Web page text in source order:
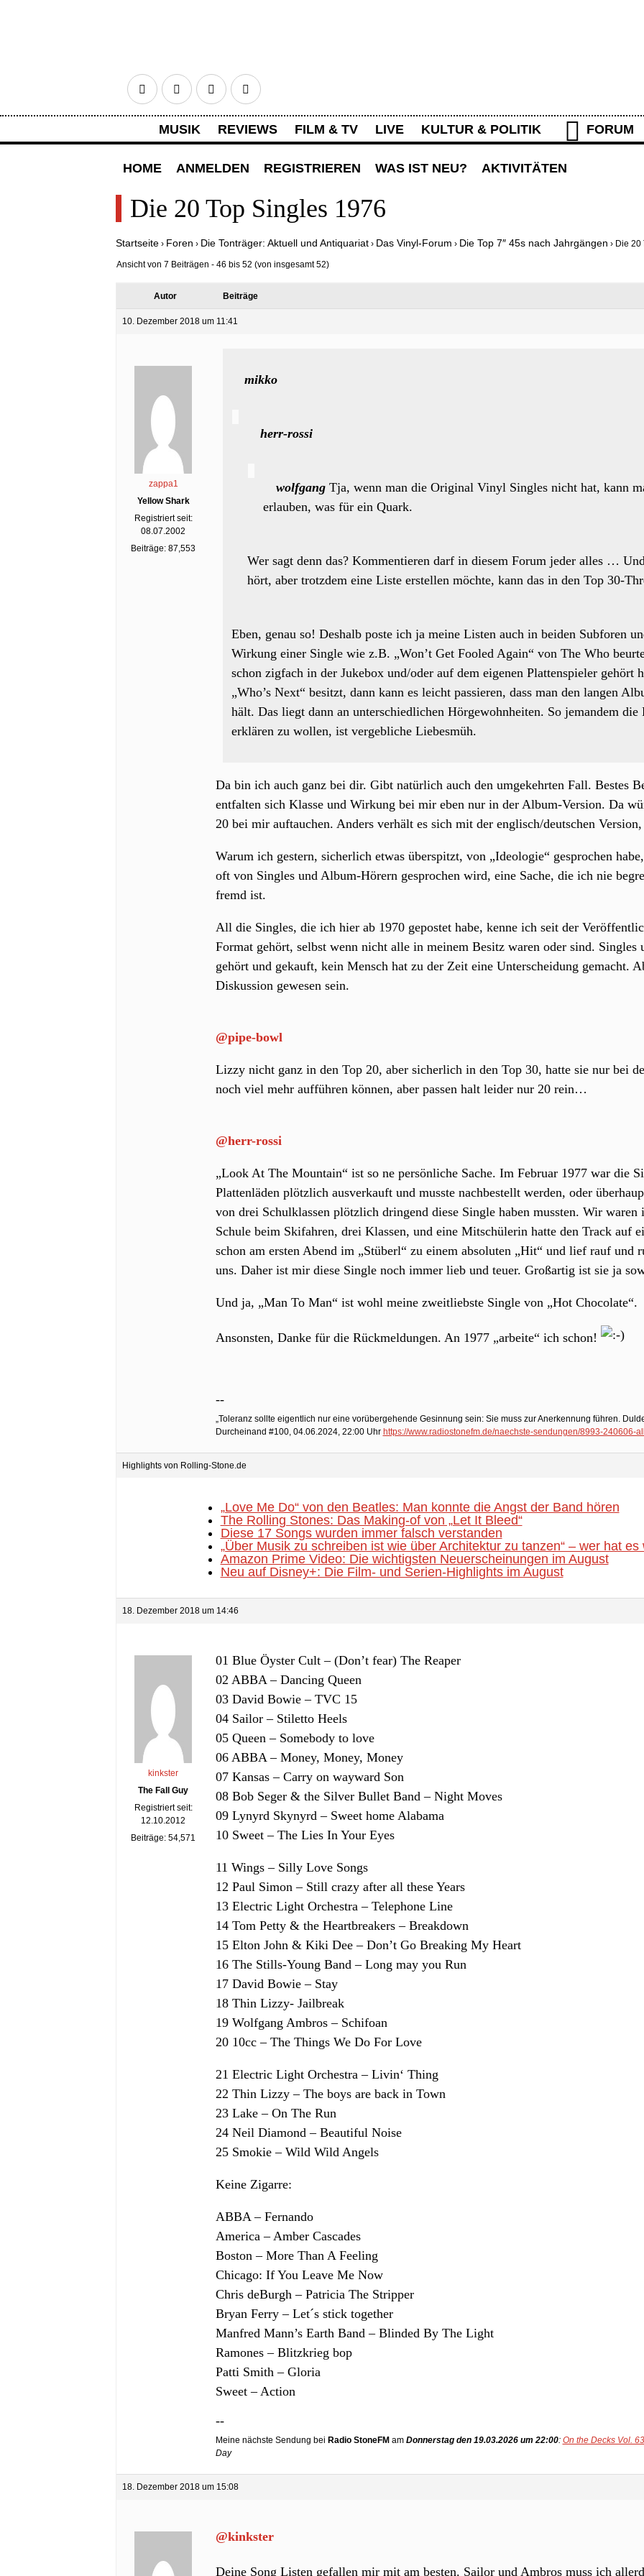
FacebookTwitter Google+RSS
MUSIK REVIEWS FILM & TV LIVE KULTUR & POLITIK FORUM
HOME ANMELDEN REGISTRIEREN WAS IST NEU? AKTIVITÄTEN
Die 20 Top Singles 1976
Startseite › Foren › Die Tonträger: Aktuell und Antiquariat › Das Vinyl-Forum › Die Top 7″ 45s nach Jahrgängen › Die 20
Ansicht von 7 Beiträgen - 46 bis 52 (von insgesamt 52)
Autor Beiträge
10. Dezember 2018 um 11:41
zappa1
Yellow Shark
Registriert seit:
08.07.2002
Beiträge: 87,553
mikko
herr-rossi
wolfgang Tja, wenn man die Original Vinyl Singles nicht hat, kann
erlauben, was für ein Quark.
Wer sagt denn das? Kommentieren darf in diesem Forum jeder alles …
hört, aber trotzdem eine Liste erstellen möchte, kann das in den Top 30-
Eben, genau so! Deshalb poste ich ja meine Listen auch in beiden Subforen
Wirkung einer Single wie z.B. „Won’t Get Fooled Again“ von The Who
schon zigfach in der Jukebox und/oder auf dem eigenen Plattenspieler gehört
„Who’s Next“ besitzt, dann kann es leicht passieren, dass man den langen
hält. Das liegt dann an unterschiedlichen Hörgewohnheiten. So jemandem
erklären zu wollen, ist vergebliche Liebesmüh.
Da bin ich auch ganz bei dir. Gibt natürlich auch den umgekehrten Fall. Bestes
entfalten sich Klasse und Wirkung bei mir eben nur in der Album-Version. Da
20 bei mir auftauchen. Anders verhält es sich mit der englisch/deutschen
Warum ich gestern, sicherlich etwas überspitzt, von „Ideologie“ gesprochen
oft von Singles und Album-Hörern gesprochen wird, eine Sache, die ich nie
fremd ist.
All die Singles, die ich hier ab 1970 gepostet habe, kenne ich seit der
Format gehört, selbst wenn nicht alle in meinem Besitz waren oder sind. Singles
gehört und gekauft, kein Mensch hat zu der Zeit eine Unterscheidung gemacht.
Diskussion gewesen sein.
@pipe-bowl
Lizzy nicht ganz in den Top 20, aber sicherlich in den Top 30, hatte sie nur bei
noch viel mehr aufführen können, aber passen halt leider nur 20 rein…
@herr-rossi
„Look At The Mountain“ ist so ne persönliche Sache. Im Februar 1977 war die
Plattenläden plötzlich ausverkauft und musste nachbestellt werden, oder
von drei Schulklassen plötzlich dringend diese Single haben mussten. Wir
Schule beim Skifahren, drei Klassen, und eine Mitschülerin hatte den Track auf
schon am ersten Abend im „Stüberl“ zu einem absoluten „Hit“ und lief rauf und
uns. Daher ist mir diese Single noch immer lieb und teuer. Großartig ist sie ja
Und ja, „Man To Man“ ist wohl meine zweitliebste Single von „Hot Chocolate“.
Ansonsten, Danke für die Rückmeldungen. An 1977 „arbeite“ ich schon!
--
„Toleranz sollte eigentlich nur eine vorübergehende Gesinnung sein: Sie muss zur Anerkennung führen.
Durcheinand #100, 04.06.2024, 22:00 Uhr https://www.radiostonefm.de/naechste-sendungen/8993-240606-
Highlights von Rolling-Stone.de
„Love Me Do“ von den Beatles: Man konnte die Angst der Band hören
The Rolling Stones: Das Making-of von „Let It Bleed“
Diese 17 Songs wurden immer falsch verstanden
„Über Musik zu schreiben ist wie über Architektur zu tanzen“ – wer hat
Amazon Prime Video: Die wichtigsten Neuerscheinungen im August
Neu auf Disney+: Die Film- und Serien-Highlights im August
18. Dezember 2018 um 14:46
kinkster
The Fall Guy
Registriert seit:
12.10.2012
Beiträge: 54,571
01 Blue Öyster Cult – (Don’t fear) The Reaper
02 ABBA – Dancing Queen
03 David Bowie – TVC 15
04 Sailor – Stiletto Heels
05 Queen – Somebody to love
06 ABBA – Money, Money, Money
07 Kansas – Carry on wayward Son
08 Bob Seger & the Silver Bullet Band – Night Moves
09 Lynyrd Skynyrd – Sweet home Alabama
10 Sweet – The Lies In Your Eyes
11 Wings – Silly Love Songs
12 Paul Simon – Still crazy after all these Years
13 Electric Light Orchestra – Telephone Line
14 Tom Petty & the Heartbreakers – Breakdown
15 Elton John & Kiki Dee – Don’t Go Breaking My Heart
16 The Stills-Young Band – Long may you Run
17 David Bowie – Stay
18 Thin Lizzy- Jailbreak
19 Wolfgang Ambros – Schifoan
20 10cc – The Things We Do For Love
21 Electric Light Orchestra – Livin‘ Thing
22 Thin Lizzy – The boys are back in Town
23 Lake – On The Run
24 Neil Diamond – Beautiful Noise
25 Smokie – Wild Wild Angels
Keine Zigarre:
ABBA – Fernando
America – Amber Cascades
Boston – More Than A Feeling
Chicago: If You Leave Me Now
Chris deBurgh – Patricia The Stripper
Bryan Ferry – Let´s stick together
Manfred Mann’s Earth Band – Blinded By The Light
Ramones – Blitzkrieg bop
Patti Smith – Gloria
Sweet – Action
--
Meine nächste Sendung bei Radio StoneFM am Donnerstag den 19.03.2026 um 22:00: On the Decks Vol.
Day
18. Dezember 2018 um 15:08
@kinkster
Deine Song Listen gefallen mir mit am besten. Sailor und Ambros muss ich